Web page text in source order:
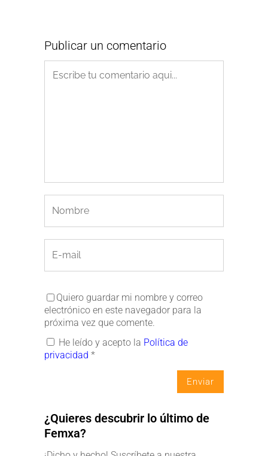
Publicar un comentario
Quiero guardar mi nombre y correo
electrónico en este navegador para la
próxima vez que comente.
He leído y acepto la Política de
privacidad *
¿Quieres descubrir lo último de
Femxa?